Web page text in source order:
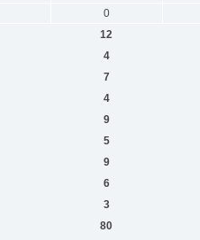
0
12
4
7
4
9
5
9
6
3
80